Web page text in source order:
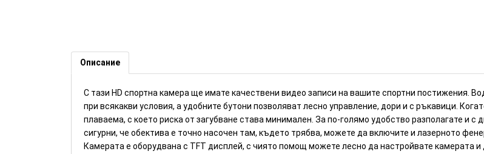
HD камера във водоустойчив кожух (Номер: MC38)
Описание
С тази HD спортна камера ще имате качествени видео записи на вашите спортни постижения.
при всякакви условия, а удобните бутони позволяват лесно управление, дори и с ръкавици.
плаваема, с което риска от загубване става минимален. За по-голямо удобство разполагате и с
сигурни, че обектива е точно насочен там, където трябва, можете да включите и лазерното
Камерата е оборудвана с TFT дисплей, с чиято помощ можете лесно да настройвате камерата и